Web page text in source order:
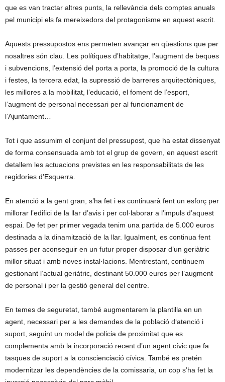
que es van tractar altres punts, la rellevància dels comptes anuals
pel municipi els fa mereixedors del protagonisme en aquest escrit.
Aquests pressupostos ens permeten avançar en qüestions que per
nosaltres són clau. Les polítiques d’habitatge, l’augment de beques
i subvencions, l’extensió del porta a porta, la promoció de la cultura
i festes, la tercera edat, la supressió de barreres arquitectòniques,
les millores a la mobilitat, l’educació, el foment de l’esport,
l’augment de personal necessari per al funcionament de
l’Ajuntament…
Tot i que assumim el conjunt del pressupost, que ha estat dissenyat
de forma consensuada amb tot el grup de govern, en aquest escrit
detallem les actuacions previstes en les responsabilitats de les
regidories d’Esquerra.
En atenció a la gent gran, s’ha fet i es continuarà fent un esforç per
millorar l’edifici de la llar d’avis i per col·laborar a l’impuls d’aquest
espai. De fet per primer vegada tenim una partida de 5.000 euros
destinada a la dinamització de la llar. Igualment, es continua fent
passes per aconseguir en un futur proper disposar d’un geriàtric
millor situat i amb noves instal·lacions. Mentrestant, continuem
gestionant l’actual geriàtric, destinant 50.000 euros per l’augment
de personal i per la gestió general del centre.
En temes de seguretat, també augmentarem la plantilla en un
agent, necessari per a les demandes de la població d‘atenció i
suport, seguint un model de policia de proximitat que es
complementa amb la incorporació recent d’un agent cívic que fa
tasques de suport a la conscienciació cívica. També es pretén
modernitzar les dependències de la comissaria, un cop s’ha fet la